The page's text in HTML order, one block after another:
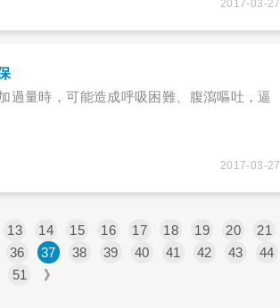
2017-03-27
過量時，可能造成呼吸困難、腹瀉嘔吐，逼
2017-03-27
13 14 15 16 17 18 19 20 21
36 37 38 39 40 41 42 43 44
51 》